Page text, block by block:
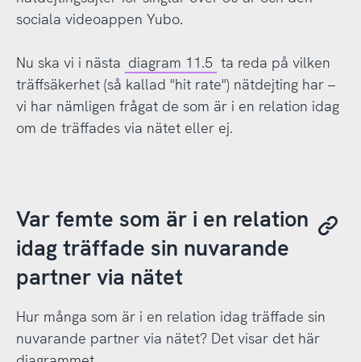
sociala videoappen Yubo.
Nu ska vi i nästa diagram 11.5 ta reda på vilken
träffsäkerhet (så kallad "hit rate") nätdejting har –
vi har nämligen frågat de som är i en relation idag
om de träffades via nätet eller ej.
Var femte som är i en relation
idag träffade sin nuvarande
partner via nätet
Hur många som är i en relation idag träffade sin
nuvarande partner via nätet? Det visar det här